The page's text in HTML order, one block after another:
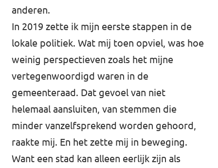
anderen.
In 2019 zette ik mijn eerste stappen in de
lokale politiek. Wat mij toen opviel, was hoe
weinig perspectieven zoals het mijne
vertegenwoordigd waren in de
gemeenteraad. Dat gevoel van niet
helemaal aansluiten, van stemmen die
minder vanzelfsprekend worden gehoord,
raakte mij. En het zette mij in beweging.
Want een stad kan alleen eerlijk zijn als